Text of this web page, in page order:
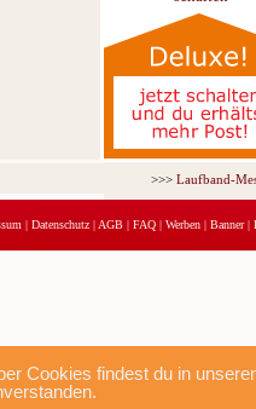
Cookies findest du in
>>>Laufband-
| Datenschutz | AGB | FAQ | Werben | Banner|